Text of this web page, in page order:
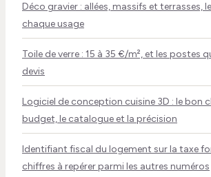
Déco gravier : allées, massifs et terrasses,
chaque usage
Toile de verre : 15 à 35 €/m², et les postes
devis
Logiciel de conception cuisine 3D : le bon
budget, le catalogue et la précision
Identifiant fiscal du logement sur la taxe
chiffres à repérer parmi les autres numéros